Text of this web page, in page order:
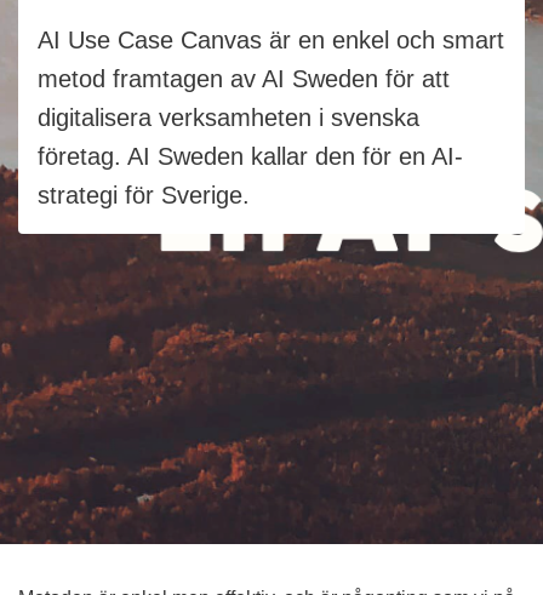
AI Use Case Canvas är en enkel och smart
metod framtagen av AI Sweden för att
digitalisera verksamheten i svenska
företag. AI Sweden kallar den för en AI-
strategi för Sverige.